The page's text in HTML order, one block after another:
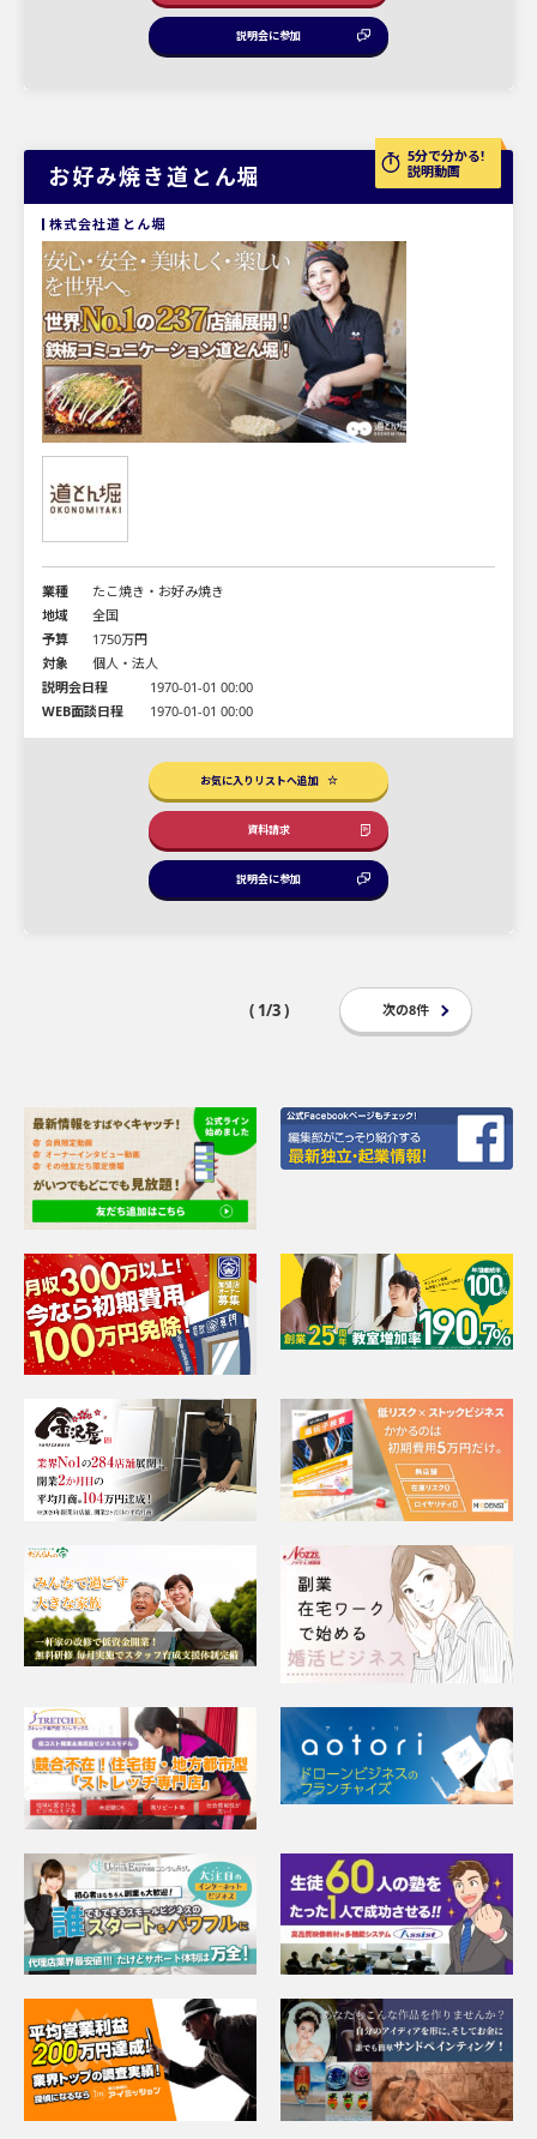
説明会に参加
5分で分かる!
説明動画
お好み焼き道とん堀
株式会社道とん堀
業種
たこ焼き・お好み焼き
地域
全国
予算
1750万円
対象
個人・法人
説明会日程
1970-01-01 00:00
WEB面談日程
1970-01-01 00:00
お気に入りリストへ追加
資料請求
説明会に参加
次の8件
( 1/3 )